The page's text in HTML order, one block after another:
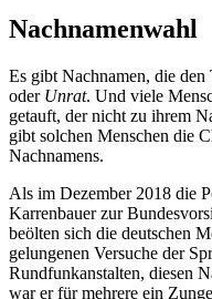
Nachnamenwahl
Es gibt Nachnamen, die
oder Unrat. Und viele
getauft, der nicht zu ihrem
gibt solchen Menschen die
Nachnamens.
Als im Dezember 2018 die
Karrenbauer zur
beölten sich die deutschen
gelungenen Versuche der
Rundfunkanstalten, diesen
war er für mehrere ein